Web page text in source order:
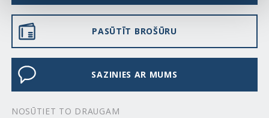
PASŪTĪT BROŠŪRU
SAZINIES AR MUMS
NOSŪTIET TO DRAUGAM